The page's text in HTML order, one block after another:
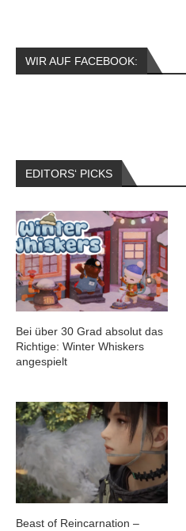
WIR AUF FACEBOOK:
EDITORS‘ PICKS
Bei über 30 Grad absolut das
Richtige: Winter Whiskers
angespielt
Beast of Reincarnation –